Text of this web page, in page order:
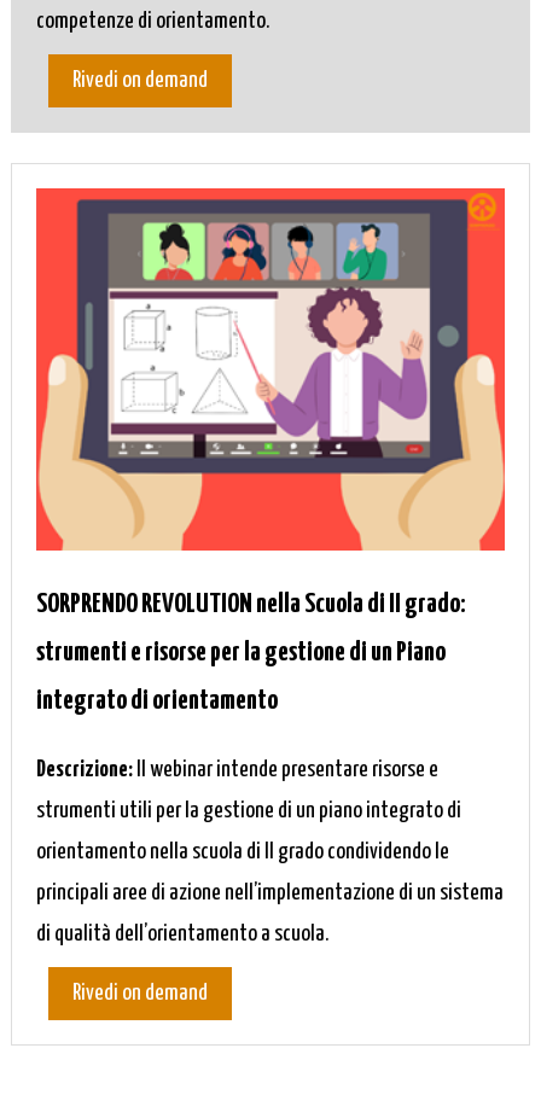
competenze di orientamento.
Rivedi on demand
SORPRENDO REVOLUTION nella Scuola di II grado:
strumenti e risorse per la gestione di un Piano
integrato di orientamento
Descrizione:Il webinar intende presentare risorse e
strumenti utili per la gestione di un piano integrato di
orientamento nella scuola di II grado condividendo le
principali aree di azione nell’implementazione di un sistema
di qualità dell’orientamento a scuola.
Rivedi on demand